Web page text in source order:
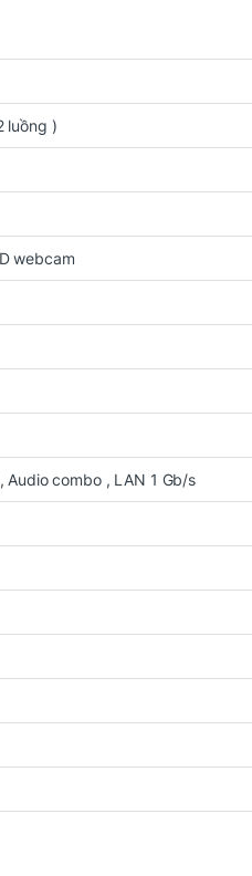
trên tiến trình 10nm với 10 lõi và
trơn tru, tăng tốc độ truy cập
bảo tốc độ đọc ghi nhanh
ngày.
tính năng hữu ích cho doanh
luồng )
webcam
Audio combo , LAN 1 Gb/s